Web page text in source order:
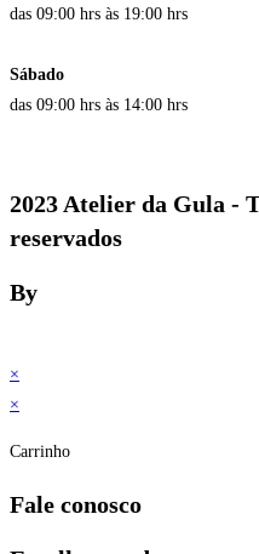
das 09:00 hrs às 19:00 hrs
Sábado
das 09:00 hrs às 14:00 hrs
2023 Atelier da Gula -
reservados
By
×
×
Carrinho
Fale conosco